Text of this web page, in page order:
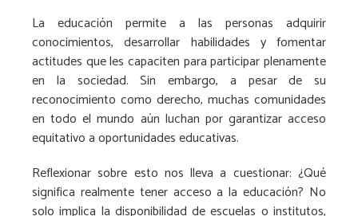
La educación permite a las personas adquirir
conocimientos, desarrollar habilidades y fomentar
actitudes que les capaciten para participar plenamente
en la sociedad. Sin embargo, a pesar de su
reconocimiento como derecho, muchas comunidades
en todo el mundo aún luchan por garantizar acceso
equitativo a oportunidades educativas.
Reflexionar sobre esto nos lleva a cuestionar: ¿Qué
significa realmente tener acceso a la educación? No
solo implica la disponibilidad de escuelas o institutos,